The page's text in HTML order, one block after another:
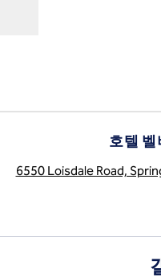
호텔
6550 Loisdale Road,